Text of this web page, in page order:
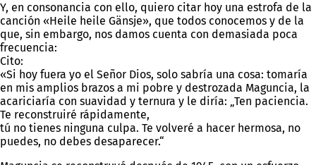
Y, en consonancia con ello, quiero citar hoy una estrofa de la
canción «Heile heile Gänsje», que todos conocemos y de la
que, sin embargo, nos damos cuenta con demasiada poca
frecuencia:
Cito:
«Si hoy fuera yo el Señor Dios, solo sabría una cosa: tomaría
en mis amplios brazos a mi pobre y destrozada Maguncia, la
acariciaría con suavidad y ternura y le diría: „Ten paciencia.
Te reconstruiré rápidamente,
tú no tienes ninguna culpa. Te volveré a hacer hermosa, no
puedes, no debes desaparecer.“